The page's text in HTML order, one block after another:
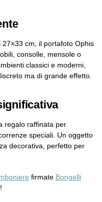
cm, il portafoto Ophis
consolle, mensole o
classici e moderni,
ma di grande effetto.
regalo raffinata per
speciali. Un oggetto
decorativa, perfetto per
firmate Bongelli
!